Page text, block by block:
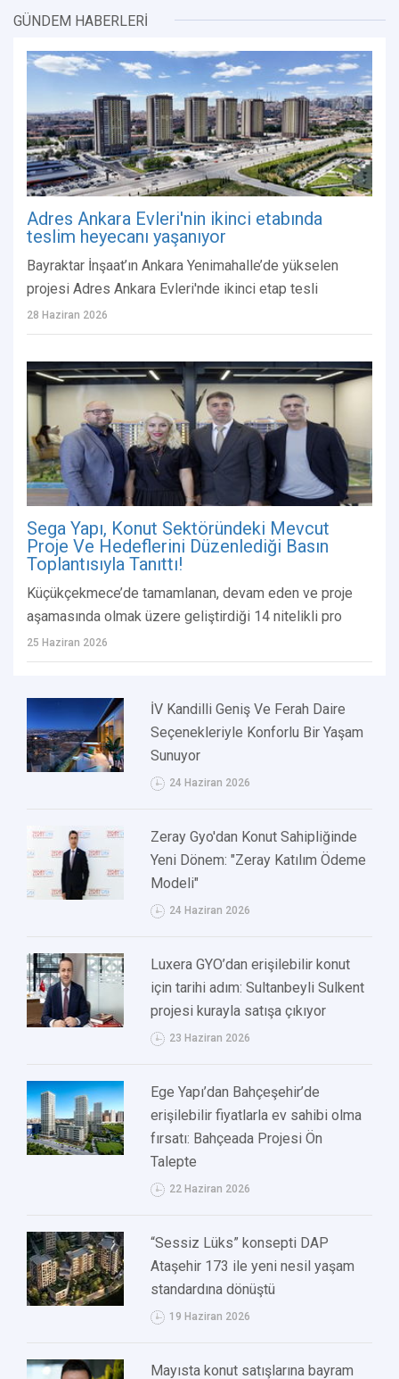
GÜNDEM HABERLERİ
Adres Ankara Evleri'nin ikinci etabında
teslim heyecanı yaşanıyor
Bayraktar İnşaat’ın Ankara Yenimahalle’de yükselen
projesi Adres Ankara Evleri'nde ikinci etap tesli
28 Haziran 2026
Sega Yapı, Konut Sektöründeki Mevcut
Proje Ve Hedeflerini Düzenlediği Basın
Toplantısıyla Tanıttı!
Küçükçekmece’de tamamlanan, devam eden ve proje
aşamasında olmak üzere geliştirdiği 14 nitelikli pro
25 Haziran 2026
İV Kandilli Geniş Ve Ferah Daire
Seçenekleriyle Konforlu Bir Yaşam
Sunuyor
24 Haziran 2026
Zeray Gyo'dan Konut Sahipliğinde
Yeni Dönem: "Zeray Katılım Ödeme
Modeli"
24 Haziran 2026
Luxera GYO’dan erişilebilir konut
için tarihi adım: Sultanbeyli Sulkent
projesi kurayla satışa çıkıyor
23 Haziran 2026
Ege Yapı’dan Bahçeşehir’de
erişilebilir fiyatlarla ev sahibi olma
fırsatı: Bahçeada Projesi Ön
Talepte
22 Haziran 2026
“Sessiz Lüks” konsepti DAP
Ataşehir 173 ile yeni nesil yaşam
standardına dönüştü
19 Haziran 2026
Mayısta konut satışlarına bayram